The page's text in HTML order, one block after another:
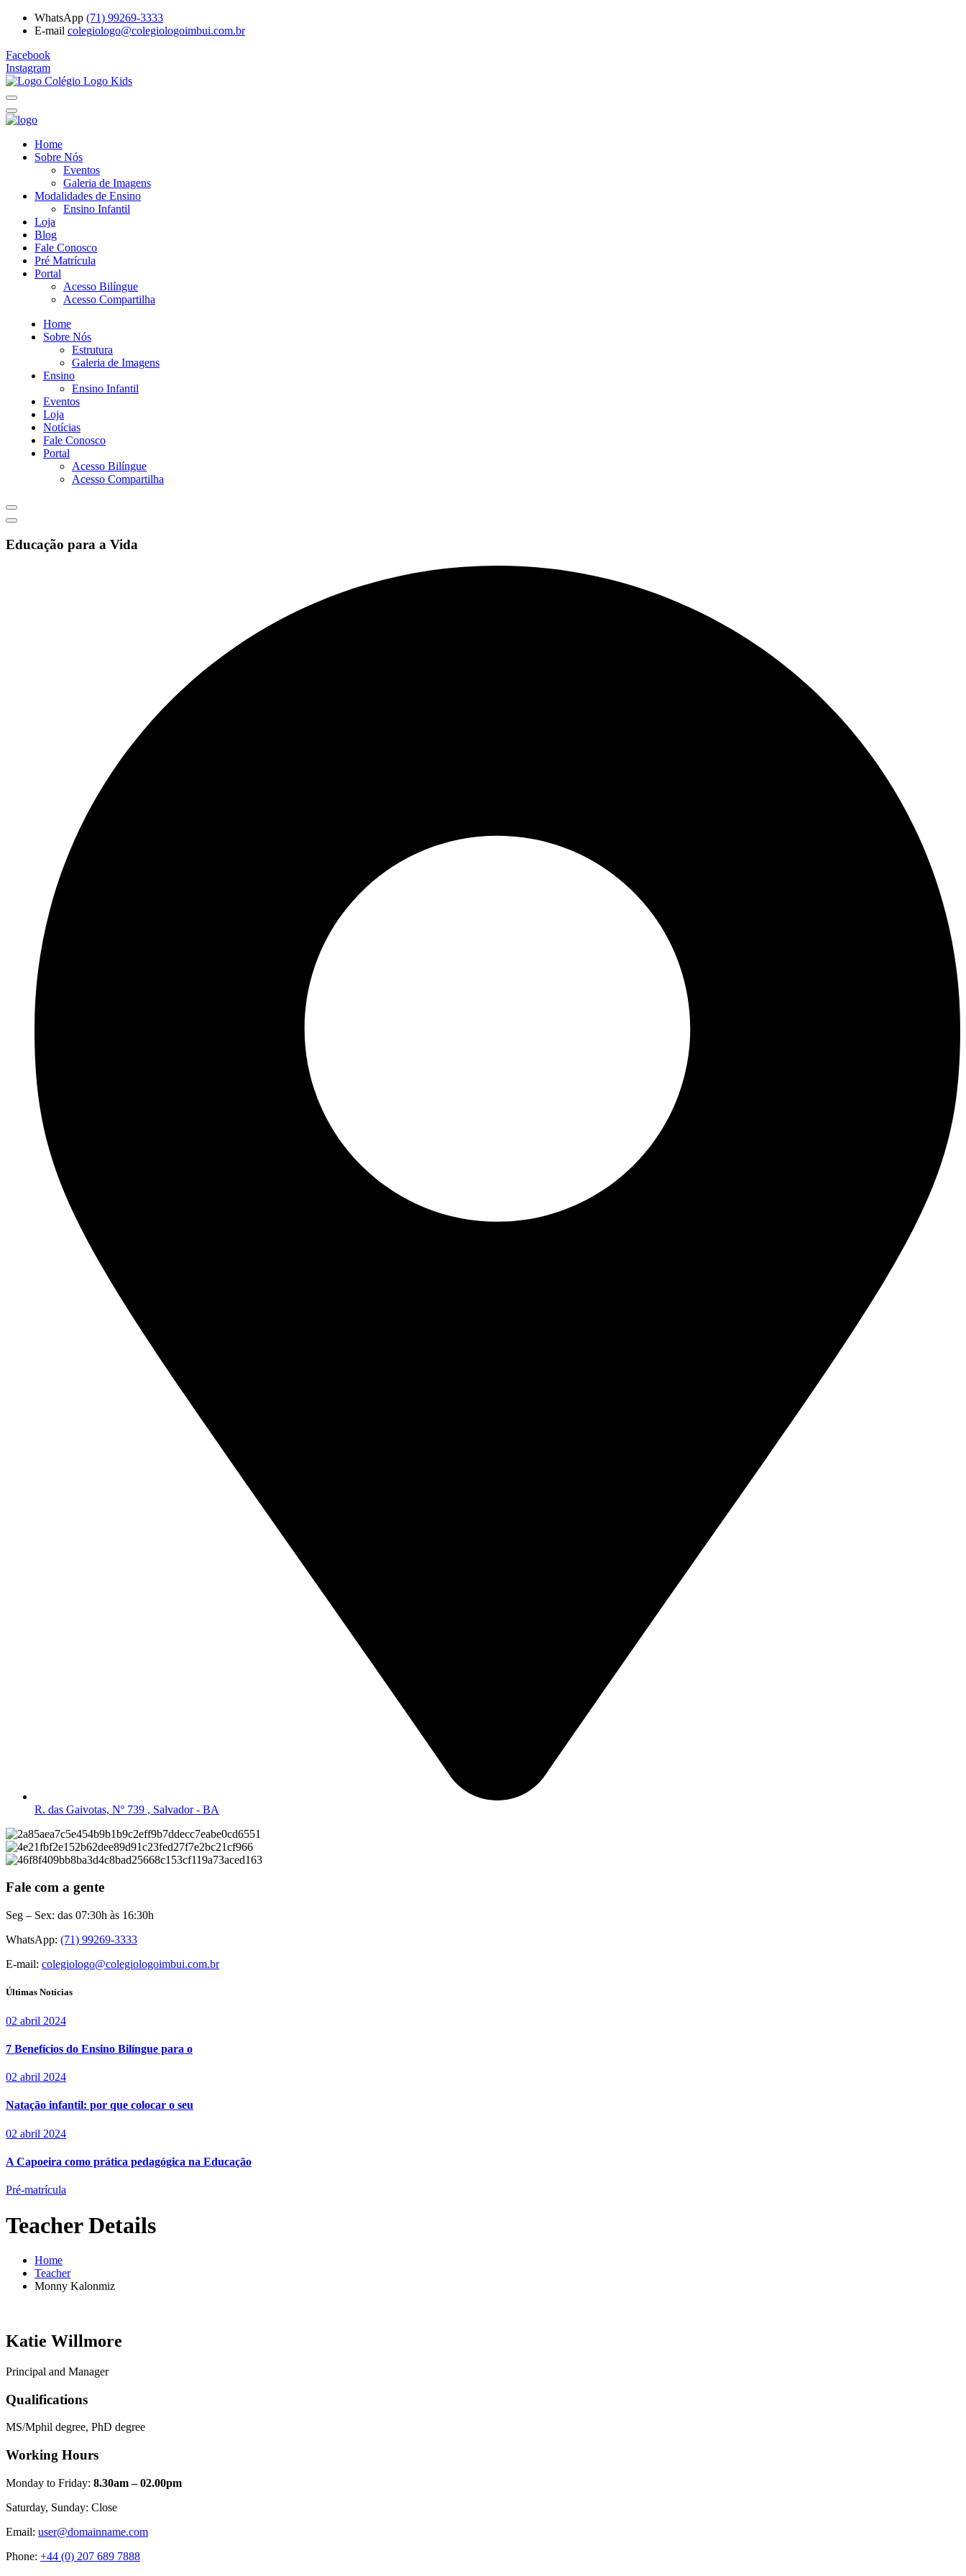
WhatsApp (71) 99269-3333
E-mail colegiologo@colegiologoimbui.com.br
Facebook
Instagram
Home
Sobre Nós
Eventos
Galeria de Imagens
Modalidades de Ensino
Ensino Infantil
Loja
Blog
Fale Conosco
Pré Matrícula
Portal
Acesso Bilíngue
Acesso Compartilha
Home
Sobre Nós
Estrutura
Galeria de Imagens
Ensino
Ensino Infantil
Eventos
Loja
Notícias
Fale Conosco
Portal
Acesso Bilíngue
Acesso Compartilha
Educação para a Vida
R. das Gaivotas, Nº 739 , Salvador - BA
Fale com a gente
Seg – Sex: das 07:30h às 16:30h
WhatsApp: (71) 99269-3333
E-mail: colegiologo@colegiologoimbui.com.br
Últimas Notícias
02 abril 2024
7 Benefícios do Ensino Bilíngue para o
02 abril 2024
Natação infantil: por que colocar o seu
02 abril 2024
A Capoeira como prática pedagógica na Educação
Pré-matrícula
Teacher Details
Home
Teacher
Monny Kalonmiz
Katie Willmore
Principal and Manager
Qualifications
MS/Mphil degree, PhD degree
Working Hours
Monday to Friday: 8.30am – 02.00pm
Saturday, Sunday: Close
Email: user@domainname.com
Phone: +44 (0) 207 689 7888